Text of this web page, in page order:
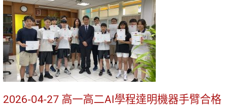
2026-04-27 高一高二AI學程達明機器手臂合格